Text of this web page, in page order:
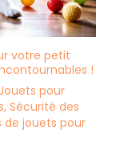
votre petit
!
Jouets pour
, Sécurité des
de jouets pour